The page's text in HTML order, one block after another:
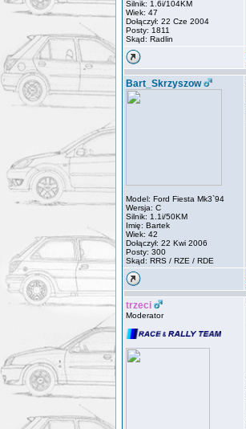
Silnik: 1.6i/104KM
Wiek: 47
Dołączył: 22 Cze 2004
Posty: 1811
Skąd: Radlin
Bart_Skrzyszow
Model: Ford Fiesta Mk3`94
Wersja: C
Silnik: 1.1i/50KM
Imię: Bartek
Wiek: 42
Dołączył: 22 Kwi 2006
Posty: 300
Skąd: RRS / RZE / RDE
trzeci
Moderator